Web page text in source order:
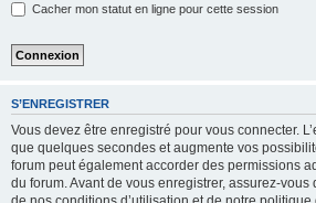
Cacher mon statut en ligne pour cette session
S’ENREGISTRER
Vous devez être enregistré pour vous connecter.
que quelques secondes et augmente vos
forum peut également accorder des permissions
du forum. Avant de vous enregistrer, assurez-vous